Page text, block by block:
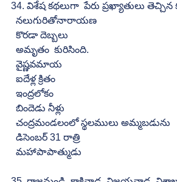
34. విశేష కథలుగా  పేరు ప్రఖ్యాతులు తెచ్చిన
నలుగురితోనారాయణ
కొరడా దెబ్బలు
అమృతం  కురిసింది.
వైష్ణవమాయ
ఐదేళ్ల క్రితం
ఇంద్రలోకం
బిందెడు నీళ్లు
చంద్రమండలంలో స్థలములు అమ్మబడును
డిసెంబర్ 31 రాత్రి
మహాపాపాత్ముడు